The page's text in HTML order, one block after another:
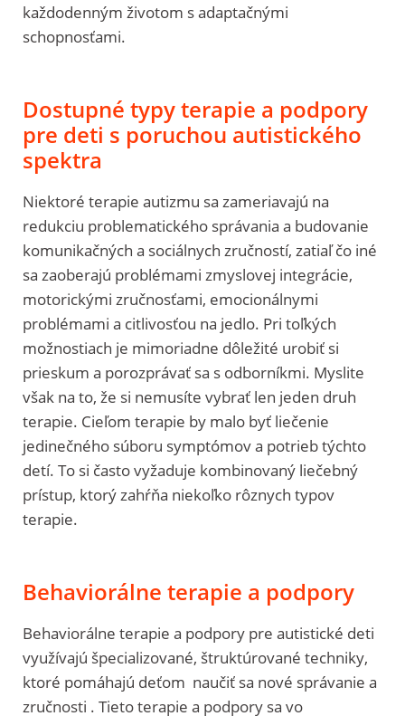
každodenným životom s adaptačnými
schopnosťami.
Dostupné typy terapie a podpory
pre deti s poruchou autistického
spektra
Niektoré terapie autizmu sa zameriavajú na
redukciu problematického správania a budovanie
komunikačných a sociálnych zručností, zatiaľ čo iné
sa zaoberajú problémami zmyslovej integrácie,
motorickými zručnosťami, emocionálnymi
problémami a citlivosťou na jedlo. Pri toľkých
možnostiach je mimoriadne dôležité urobiť si
prieskum a porozprávať sa s odborníkmi. Myslite
však na to, že si nemusíte vybrať len jeden druh
terapie. Cieľom terapie by malo byť liečenie
jedinečného súboru symptómov a potrieb týchto
detí. To si často vyžaduje kombinovaný liečebný
prístup, ktorý zahŕňa niekoľko rôznych typov
terapie.
Behaviorálne terapie a podpory
Behaviorálne terapie a podpory pre autistické deti
využívajú špecializované, štruktúrované techniky,
ktoré pomáhajú deťom naučiť sa nové správanie a
zručnosti . Tieto terapie a podpory sa vo